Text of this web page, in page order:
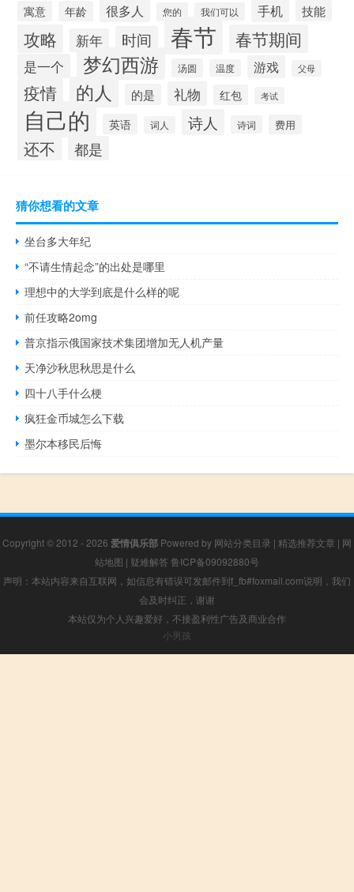
寓意 年龄 很多人 您的 我们可以 手机 技能
攻略 新年 时间 春节 春节期间
是一个 梦幻西游 汤圆 温度 游戏 父母
疫情 的人 的是 礼物 红包 考试
自己的 英语 词人 诗人 诗词 费用
还不 都是
猜你想看的文章
坐台多大年纪
“不请生情起念”的出处是哪里
理想中的大学到底是什么样的呢
前任攻略2omg
普京指示俄国家技术集团增加无人机产量
天净沙秋思秋思是什么
四十八手什么梗
疯狂金币城怎么下载
墨尔本移民后悔
Copyright © 2012 - 2026 爱情俱乐部 Powered by 网站分类目录 | 精选推荐文章 | 网
站地图 | 疑难解答 鲁ICP备09092880号
声明：本站内容来自互联网，如信息有错误可发邮件到f_fb#foxmail.com说明，我们
会及时纠正，谢谢
本站仅为个人兴趣爱好，不接盈利性广告及商业合作
小男孩